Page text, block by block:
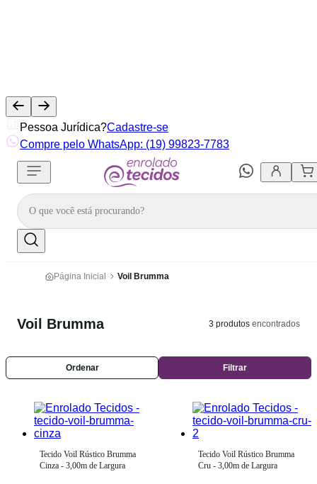
Pessoa Jurídica?Cadastre-se
Compre pelo WhatsApp: (19) 99823-7783
Página Inicial Voil Brumma
Voil Brumma 3 produtos encontrados
Ordenar Filtrar
Tecido Voil Rústico Brumma
Cinza - 3,00m de Largura
Tecido Voil Rústico Brumma
Cru - 3,00m de Largura